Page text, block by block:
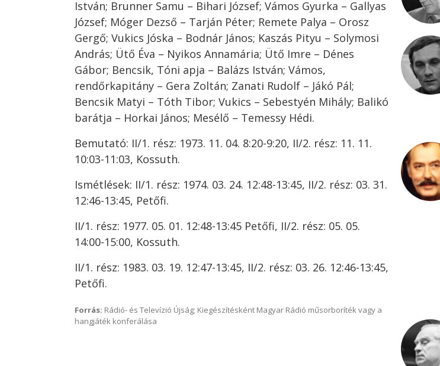
István; Brunner Samu – Bihari József; Vámos Gyurka – Gallyas
József; Móger Dezső – Tarján Péter; Remete Palya – Orosz
Gergő; Vukics Jóska – Bodnár János; Kaszás Pityu – Solymosi
András; Ütő Éva – Nyikos Annamária; Ütő Imre – Dénes
Gábor; Bencsik, Tóni apja – Balázs István; Vámos,
rendőrkapitány – Gera Zoltán; Zanati Rudolf – Jákó Pál;
Bencsik Matyi – Tóth Tibor; Vukics – Sebestyén Mihály; Balikó
barátja – Horkai János; Mesélő – Temessy Hédi.
Bemutató: II/1. rész: 1973. 11. 04. 8:20-9:20, II/2. rész: 11. 11.
10:03-11:03, Kossuth.
Ismétlések: II/1. rész: 1974. 03. 24. 12:48-13:45, II/2. rész: 03. 31.
12:46-13:45, Petőfi.
II/1. rész: 1977. 05. 01. 12:48-13:45 Petőfi, II/2. rész: 05. 05.
14:00-15:00, Kossuth.
II/1. rész: 1983. 03. 19. 12:47-13:45, II/2. rész: 03. 26. 12:46-13:45,
Petőfi.
Forrás: Rádió- és Televízió Újság; Kiegészítésként Magyar Rádió műsorboríték vagy a
hangjáték konferálása